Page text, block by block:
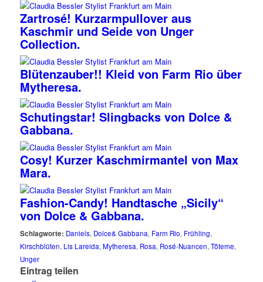
Zartrosé! Kurzarmpullover aus
Kaschmir und Seide von Unger
Collection.
Blütenzauber!! Kleid von Farm Rio über
Mytheresa.
Schutingstar! Slingbacks von Dolce &
Gabbana.
Cosy! Kurzer Kaschmirmantel von Max
Mara.
Fashion-Candy! Handtasche „Sicily“
von Dolce & Gabbana.
Schlagworte: Daniels, Dolce& Gabbana, Farm Rio, Frühling,
Kirschblüten, Lis Lareida, Mytheresa, Rosa, Rosé-Nuancen, Tôteme,
Unger
Eintrag teilen